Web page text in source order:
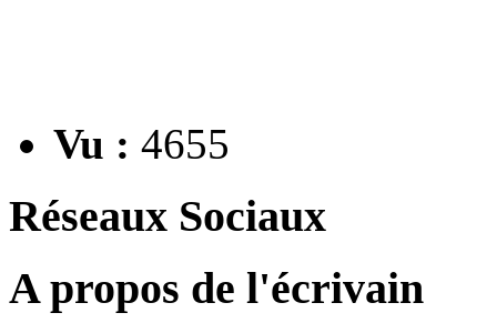
Vu : 4655
Réseaux Sociaux
A propos de l'écrivain